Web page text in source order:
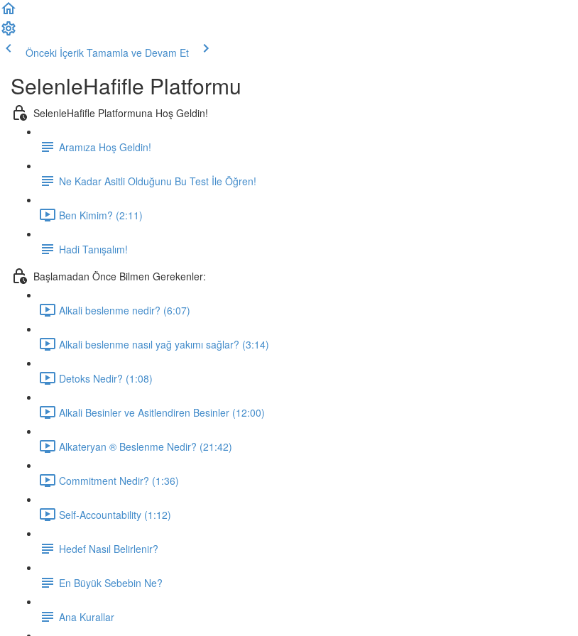
Önceki İçerik Tamamla ve Devam Et
SelenleHafifle Platformu
SelenleHafifle Platformuna Hoş Geldin!
Aramıza Hoş Geldin!
Ne Kadar Asitli Olduğunu Bu Test İle Öğren!
Ben Kimim? (2:11)
Hadi Tanışalım!
Başlamadan Önce Bilmen Gerekenler:
Alkali beslenme nedir? (6:07)
Alkali beslenme nasıl yağ yakımı sağlar? (3:14)
Detoks Nedir? (1:08)
Alkali Besinler ve Asitlendiren Besinler (12:00)
Alkateryan ® Beslenme Nedir? (21:42)
Commitment Nedir? (1:36)
Self-Accountability (1:12)
Hedef Nasıl Belirlenir?
En Büyük Sebebin Ne?
Ana Kurallar